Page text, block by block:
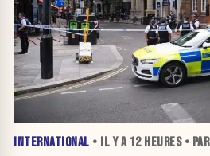
INTERNATIONAL • IL Y A 12 HEURES•